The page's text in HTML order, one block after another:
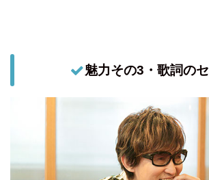
魅力その3・歌詞の